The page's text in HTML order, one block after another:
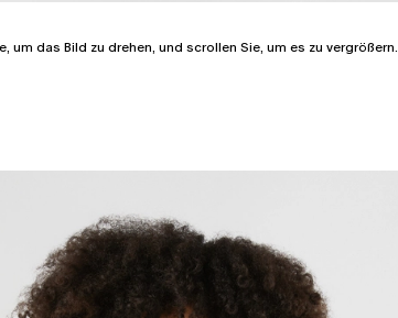
um das Bild zu drehen, und scrollen Sie, um es zu vergrößern.